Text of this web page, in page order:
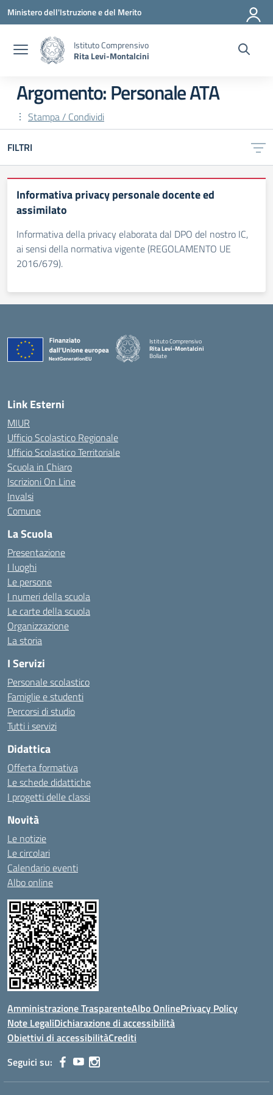
Vai ai contenuti
Vai al menu di navigazione
Vai al footer
Ministero dell'Istruzione e del Merito
Istituto Comprensivo
Rita Levi-Montalcini
Argomento: Personale ATA
Stampa / Condividi
FILTRI
Informativa privacy personale docente ed
assimilato
Informativa della privacy elaborata dal DPO del nostro IC,
ai sensi della normativa vigente (REGOLAMENTO UE
2016/679).
Istituto Comprensivo
Rita Levi-Montalcini
Bollate
Link Esterni
MIUR
Ufficio Scolastico Regionale
Ufficio Scolastico Territoriale
Scuola in Chiaro
Iscrizioni On Line
Invalsi
Comune
La Scuola
Presentazione
I luoghi
Le persone
I numeri della scuola
Le carte della scuola
Organizzazione
La storia
I Servizi
Personale scolastico
Famiglie e studenti
Percorsi di studio
Tutti i servizi
Didattica
Offerta formativa
Le schede didattiche
I progetti delle classi
Novità
Le notizie
Le circolari
Calendario eventi
Albo online
Amministrazione TrasparenteAlbo OnlinePrivacy Policy
Note LegaliDichiarazione di accessibilità
Obiettivi di accessibilitàCrediti
Seguici su: